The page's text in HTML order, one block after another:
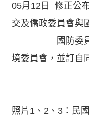
05月12日 修正公
交及僑政委員會與
國防委員會；
境委員會，並訂自
照片1、2、3：民